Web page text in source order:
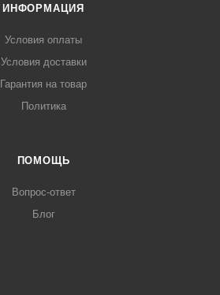
ИНФОРМАЦИЯ
Условия оплаты
Условия доставки
Гарантия на товар
Политика
ПОМОЩЬ
Вопрос-ответ
Блог